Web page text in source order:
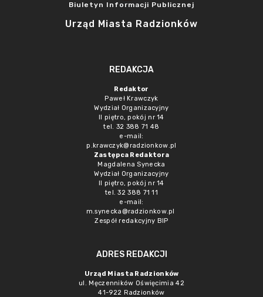
Biuletyn Informacji Publicznej
Urząd Miasta Radzionków
REDAKCJA
Redaktor
Paweł Krawczyk
Wydział Organizacyjny
II piętro, pokój nr 14
tel. 32 388 71 48
e-mail:
p.krawczyk@radzionkow.pl
Zastępca Redaktora
Magdalena Synecka
Wydział Organizacyjny
II piętro, pokój nr 14
tel. 32 388 71 11
e-mail:
m.synecka@radzionkow.pl
Zespół redakcyjny BIP
ADRES REDAKCJI
Urząd Miasta Radzionków
ul. Męczenników Oświęcimia 42
41-922 Radzionków